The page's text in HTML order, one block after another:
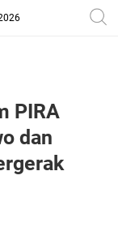
PIRA
dan